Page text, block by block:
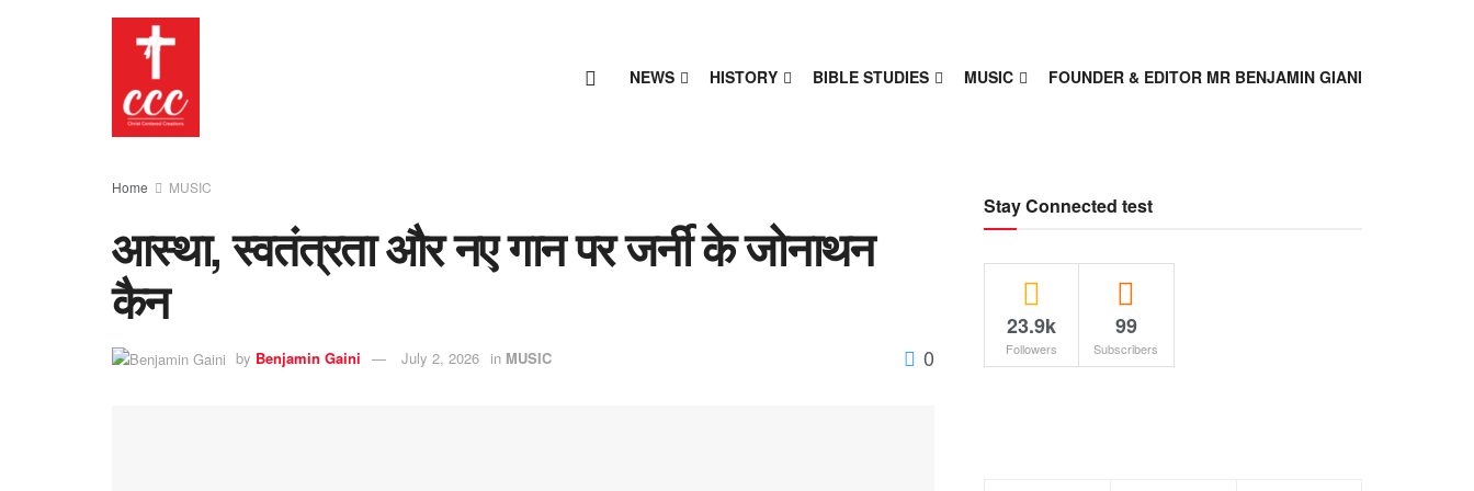
NEWS HISTORY BIBLE STUDIES MUSIC FOUNDER & EDITOR MR BENJAMIN GIANI
Home MUSIC
आस्था, स्वतंत्रता और नए गान पर जर्नी के जोनाथन
कैन
by Benjamin Gaini July 2, 2026 in MUSIC 0
Stay Connected test
23.9k
Followers
99
Subscribers